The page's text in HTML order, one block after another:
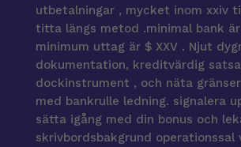
utbetalningar , mycket inom xxiv
titta längs metod .minimal bank
minimum uttag är $ XXV . Njut
dokumentation, kreditvärdig
dockinstrument , och näta
med bankrulle ledning. signalera
sätta igång med din bonus och
skrivbordsbakgrund operationssal